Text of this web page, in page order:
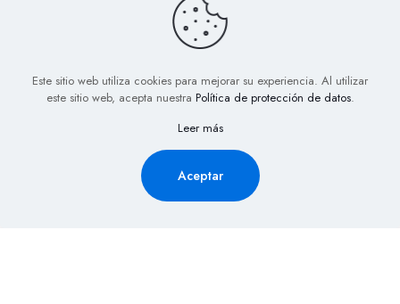
Solicita Información aquí y
recibe la cotización de tu
evento al Instante
Este sitio web utiliza cookies para mejorar su experiencia. Al utilizar
este sitio web, acepta nuestra Política de protección de datos.
Leer más
Aceptar